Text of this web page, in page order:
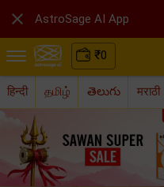
₹0
हिन्दी தமிழ் తెలుగు मराठी
 AstroSage AI App